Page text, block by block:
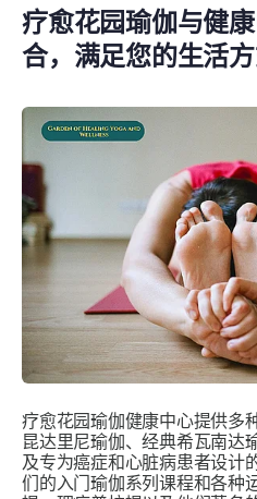
疗愈花园瑜伽与健
合，满足您的生活
疗愈花园瑜伽健康中心提供多
昆达里尼瑜伽、经典希瓦南达
及专为癌症和心脏病患者设计
们的入门瑜伽系列课程和各种